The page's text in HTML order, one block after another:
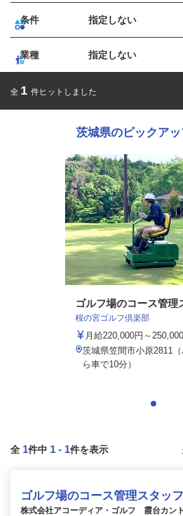
条件 指定しない
業種 指定しない
全 1 件ヒットしました
茨城県のピックアッ
ゴルフ場のコース管理
桜の宮ゴルフ倶楽部
月給220,000円～
茨城県笠間市小原2811
ら車で10分）
全 1件中 1 - 1件を表示
ゴルフ場のコース管理スタッフ
株式会社アコーディア・ゴルフ 霞台カン